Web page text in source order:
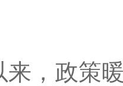
来，政策